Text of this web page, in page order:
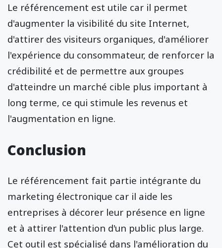
Le référencement est utile car il permet
d'augmenter la visibilité du site Internet,
d'attirer des visiteurs organiques, d'améliorer
l'expérience du consommateur, de renforcer la
crédibilité et de permettre aux groupes
d'atteindre un marché cible plus important à
long terme, ce qui stimule les revenus et
l'augmentation en ligne.
Conclusion
Le référencement fait partie intégrante du
marketing électronique car il aide les
entreprises à décorer leur présence en ligne
et à attirer l'attention d'un public plus large.
Cet outil est spécialisé dans l'amélioration du